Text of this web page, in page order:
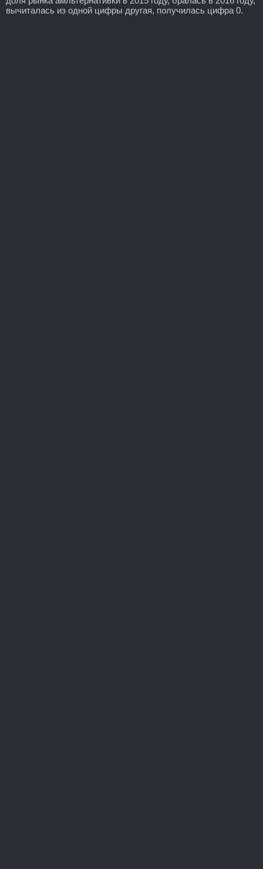
вычиталась из одной цифры другая, получилась цифра 0.